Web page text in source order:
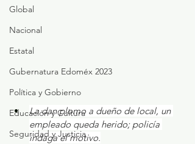
Global
Nacional
Estatal
Gubernatura Edoméx 2023
Política y Gobierno
Educación y Cultura
Seguridad y Justicia
La dan plomo a dueño de local, un
empleado queda herido; policía
indaga el motivo.